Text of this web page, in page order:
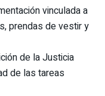
vinculada a
prendas de vestir y
de la Justicia
de las tareas